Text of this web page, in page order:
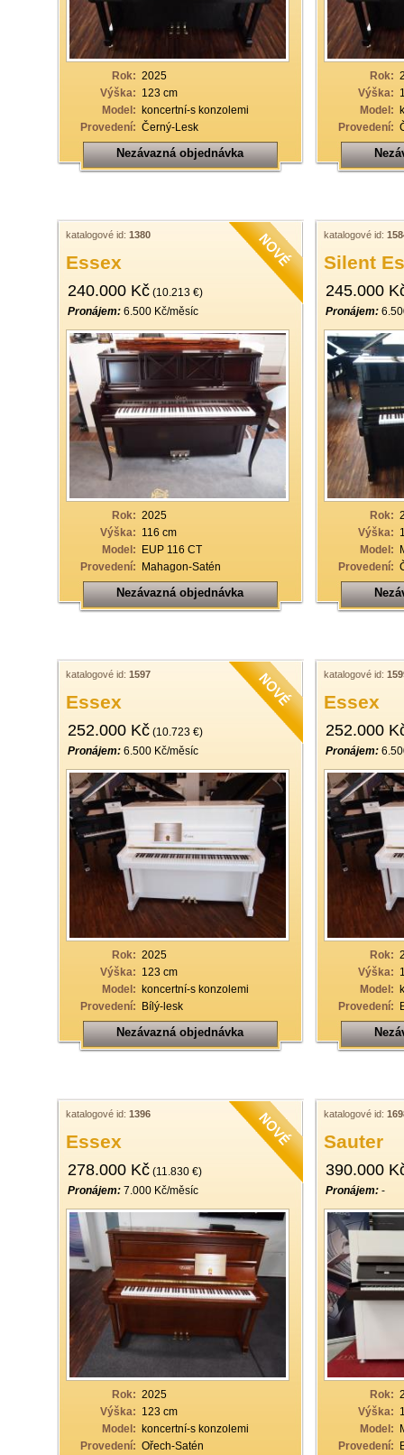
Rok: 2025
Výška: 123 cm
Model: koncertní-s konzolemi
Provedení: Černý-Lesk
Nezávazná objednávka
Rok:
Výška:
Model:
Provedení:
katalogové id: 1380
Essex
240.000 Kč (10.213 €)
Pronájem: 6.500 Kč/měsíc
Rok: 2025
Výška: 116 cm
Model: EUP 116 CT
Provedení: Mahagon-Satén
Nezávazná objednávka
katalogové id:
Silent
245.000
Pronájem:
Rok:
Výška:
Model:
Provedení:
katalogové id: 1597
Essex
252.000 Kč (10.723 €)
Pronájem: 6.500 Kč/měsíc
Rok: 2025
Výška: 123 cm
Model: koncertní-s konzolemi
Provedení: Bílý-lesk
Nezávazná objednávka
katalogové id:
Essex
252.000
Pronájem:
Rok:
Výška:
Model:
Provedení:
katalogové id: 1396
Essex
278.000 Kč (11.830 €)
Pronájem: 7.000 Kč/měsíc
Rok: 2025
Výška: 123 cm
Model: koncertní-s konzolemi
Provedení: Ořech-Satén
katalogové id:
Sauter
390.000
Pronájem: -
Rok:
Výška:
Model:
Provedení: